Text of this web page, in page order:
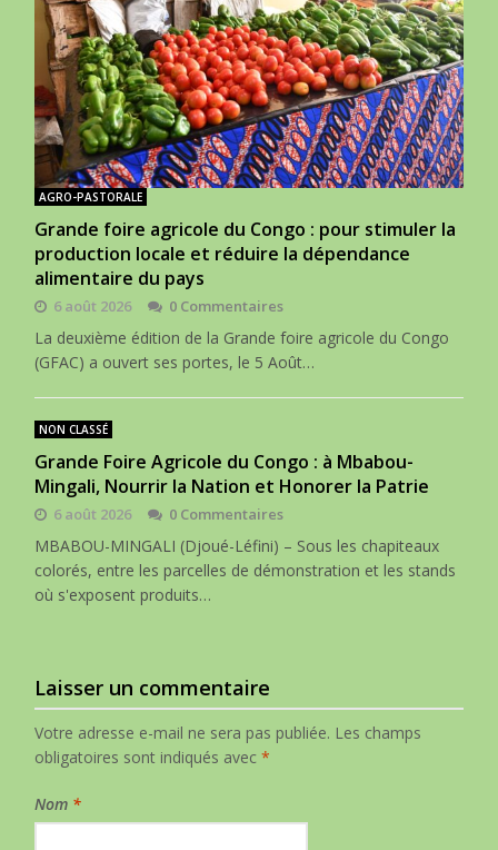
AGRO-PASTORALE
Grande foire agricole du Congo : pour stimuler la
production locale et réduire la dépendance
alimentaire du pays
6 août 2026 0 Commentaires
La deuxième édition de la Grande foire agricole du Congo
(GFAC) a ouvert ses portes, le 5 Août…
NON CLASSÉ
Grande Foire Agricole du Congo : à Mbabou-
Mingali, Nourrir la Nation et Honorer la Patrie
6 août 2026 0 Commentaires
MBABOU-MINGALI (Djoué-Léfini) – Sous les chapiteaux
colorés, entre les parcelles de démonstration et les stands
où s'exposent produits…
Laisser un commentaire
Votre adresse e-mail ne sera pas publiée. Les champs
obligatoires sont indiqués avec*
Nom *